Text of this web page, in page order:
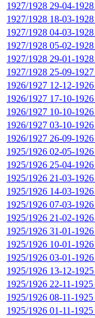
1927/1928 29-04-1928
1927/1928 18-03-1928
1927/1928 04-03-1928
1927/1928 05-02-1928
1927/1928 29-01-1928
1927/1928 25-09-1927
1926/1927 12-12-1926
1926/1927 17-10-1926
1926/1927 10-10-1926
1926/1927 03-10-1926
1926/1927 26-09-1926
1925/1926 02-05-1926
1925/1926 25-04-1926
1925/1926 21-03-1926
1925/1926 14-03-1926
1925/1926 07-03-1926
1925/1926 21-02-1926
1925/1926 31-01-1926
1925/1926 10-01-1926
1925/1926 03-01-1926
1925/1926 13-12-1925
1925/1926 22-11-1925
1925/1926 08-11-1925
1925/1926 01-11-1925